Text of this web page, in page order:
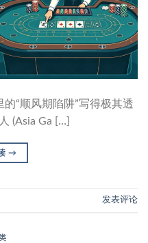
“顺风期陷阱”写得极其透
(Asia Ga […]
→
发表评论